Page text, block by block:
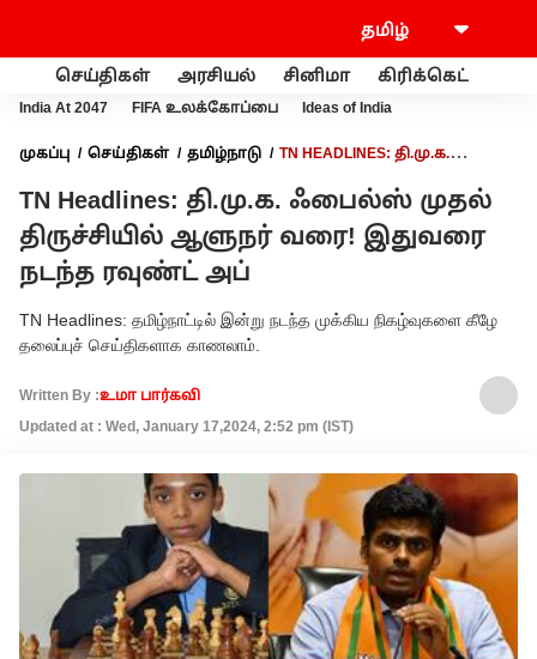
செய்திகள் அரசியல் சினிமா கிரிக்கெட்
India At 2047 FIFA உலக்கோப்பை Ideas of India
முகப்பு செய்திகள் தமிழ்நாடு
TN HEADLINES: தி.மு.க.
ரவுண்ட் அப்
TN Headlines: தி.மு.க. ஃபைல்ஸ் முதல்
திருச்சியில் ஆளுநர் வரை! இதுவரை
நடந்த ரவுண்ட் அப்
TN Headlines: தமிழ்நாட்டில் இன்று நடந்த முக்கிய நிகழ்வுகளை கீழே
தலைப்புச் செய்திகளாக காணலாம்.
Written By :உமா பார்கவி
Updated at : Wed, January 17,2024, 2:52 pm (IST)